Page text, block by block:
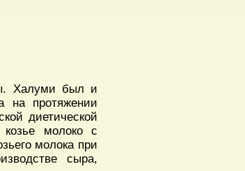
Халуми был и
на протяжении
диетической
молоко с
молока при
сыра,